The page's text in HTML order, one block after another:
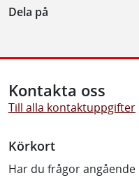
Dela på
Kontakta oss
Till alla kontaktuppgifter
Körkort
Har du frågor